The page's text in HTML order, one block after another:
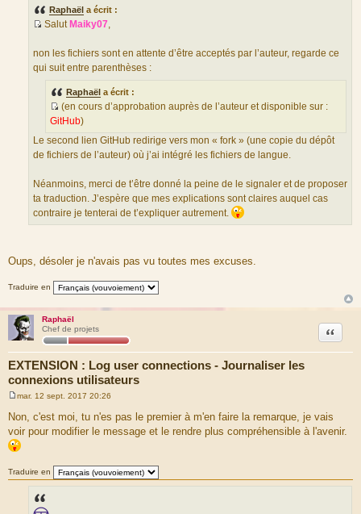
Raphaël a écrit :
o
u
u
m
s
s
a
g
SalutMaiky07,
non les fichiers sont en attente d’être acceptés par l’auteur, regarde ce
qui suit entre parenthèses :
Raphaël a écrit :
S
u
r
e
d
u
s
a
g
e
(en cours d’approbation auprès de l’auteur et disponible sur :
GitHub)
Le second lien GitHub redirige vers mon « fork » (une copie du dépôt
de fichiers de l’auteur) où j’ai intégré les fichiers de langue.
Néanmoins, merci de t’être donné la peine de le signaler et de proposer
ta traduction. J’espère que mes explications sont claires auquel cas
contraire je tenterai de t’expliquer autrement.
Oups, désoler je n'avais pas vu toutes mes excuses.
Traduire en
Raphaël
Chef de projets
EXTENSION : Log user connections - Journaliser les
connexions utilisateurs
Citation
s
s
a
g
mar. 12 sept. 2017 20:26
Non, c'est moi, tu n'es pas le premier à m'en faire la remarque, je vais
voir pour modifier le message et le rendre plus compréhensible à l'avenir.
Traduire en